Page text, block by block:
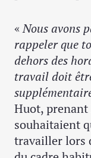
«Nous avons
rappeler que
dehors des
travail doit
Huot, prenant
souhaitaient
travailler lors